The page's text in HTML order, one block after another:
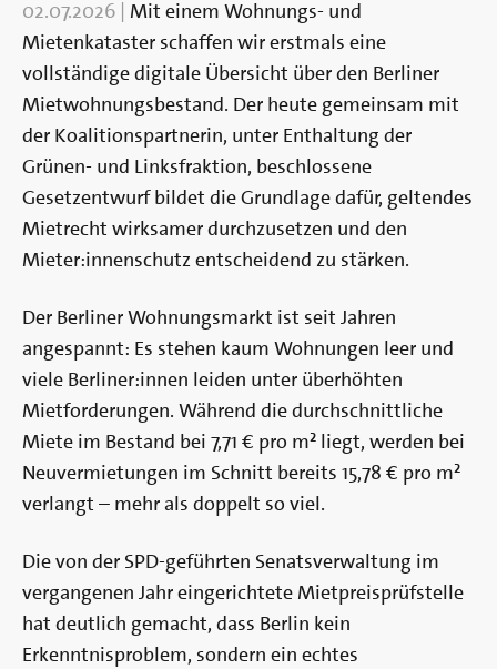
02.07.2026 | Mit einem Wohnungs- und
Mietenkataster schaffen wir erstmals eine
vollständige digitale Übersicht über den Berliner
Mietwohnungsbestand. Der heute gemeinsam mit
der Koalitionspartnerin, unter Enthaltung der
Grünen- und Linksfraktion, beschlossene
Gesetzentwurf bildet die Grundlage dafür, geltendes
Mietrecht wirksamer durchzusetzen und den
Mieter:innenschutz entscheidend zu stärken.
Der Berliner Wohnungsmarkt ist seit Jahren
angespannt: Es stehen kaum Wohnungen leer und
viele Berliner:innen leiden unter überhöhten
Mietforderungen. Während die durchschnittliche
Miete im Bestand bei 7,71 € pro m² liegt, werden bei
Neuvermietungen im Schnitt bereits 15,78 € pro m²
verlangt – mehr als doppelt so viel.
Die von der SPD-geführten Senatsverwaltung im
vergangenen Jahr eingerichtete Mietpreisprüfstelle
hat deutlich gemacht, dass Berlin kein
Erkenntnisproblem, sondern ein echtes